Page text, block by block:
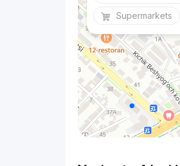
Supermarkets